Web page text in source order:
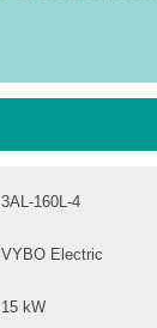
3AL-160L-4
VYBO Electric
15 kW